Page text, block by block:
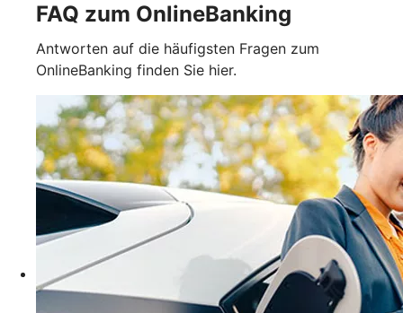
FAQ zum OnlineBanking
Antworten auf die häufigsten Fragen zum
OnlineBanking finden Sie hier.